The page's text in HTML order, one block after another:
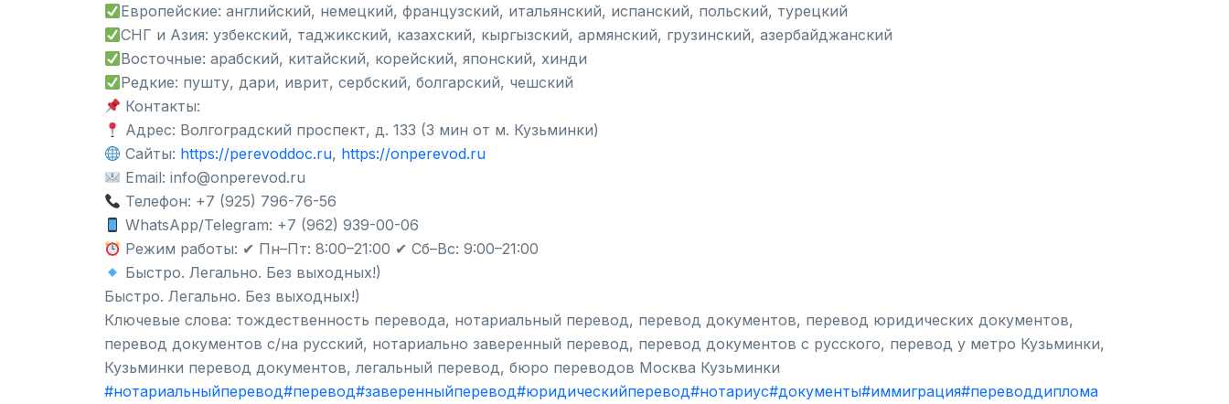
Европейские: английский, немецкий, французский, итальянский, испанский, польский, турецкий
СНГ и Азия: узбекский, таджикский, казахский, кыргызский, армянский, грузинский, азербайджанский
Восточные: арабский, китайский, корейский, японский, хинди
Редкие: пушту, дари, иврит, сербский, болгарский, чешский
Контакты:
Адрес: Волгоградский проспект, д. 133 (3 мин от м. Кузьминки)
Сайты: https://perevoddoc.ru, https://onperevod.ru
Email: info@onperevod.ru
Телефон: +7 (925) 796-76-56
WhatsApp/Telegram: +7 (962) 939-00-06
Режим работы: ✔ Пн–Пт: 8:00–21:00 ✔ Сб–Вс: 9:00–21:00
Быстро. Легально. Без выходных!)
Быстро. Легально. Без выходных!)
Ключевые слова: тождественность перевода, нотариальный перевод, перевод документов, перевод юридических документов,
перевод документов с/на русский, нотариально заверенный перевод, перевод документов с русского, перевод у метро Кузьминки,
Кузьминки перевод документов, легальный перевод, бюро переводов Москва Кузьминки
#нотариальныйперевод#перевод#заверенныйперевод#юридическийперевод#нотариус#документы#иммиграция#переводдиплома